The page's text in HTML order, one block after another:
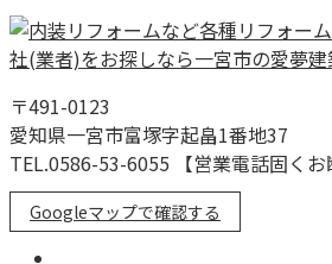
〒491-0123
愛知県一宮市富塚字起畠1番地37
TEL.0586-53-6055 【営業電話固くお
Googleマップで確認する